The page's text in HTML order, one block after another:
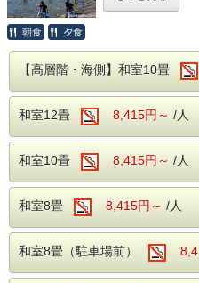
■ご朝食
和洋のバイキ
​■駐車場
駐車場を分散
の際は直接フ
ださい。
マイクロバス
はホテルへ直
大型バスの乗
らかじめご承
＜往復バスに
上野・横浜発
は、お電話に
TEL：０５７
いつもと違うアツ
※稲取温泉 磯 Sea
期間：7月18日～8
アクセス：当館よ
期間：7月27日～7
※ちびっこ縁日
アクセス：稲取旅館
当館よりお車で約4
期間：8月3日～8月
朝食 夕食
【高層階・海側】和室10畳
和室12畳 8,415円～ /人
和室10畳 8,415円～ /人
和室8畳 8,415円～ /人
和室8畳（駐車場前）